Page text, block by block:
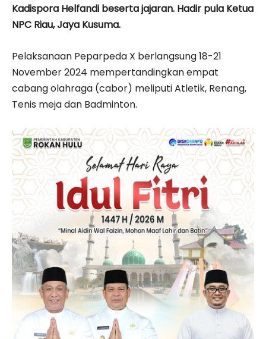
Kadispora Helfandi beserta jajaran. Hadir pula Ketua
NPC Riau, Jaya Kusuma.
Pelaksanaan Peparpeda X berlangsung 18-21
November 2024 mempertandingkan empat
cabang olahraga (cabor) meliputi Atletik, Renang,
Tenis meja dan Badminton.